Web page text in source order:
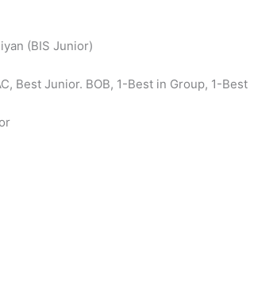
(BIS Junior)
Best Junior. BOB, 1-Best in Group, 1-Best